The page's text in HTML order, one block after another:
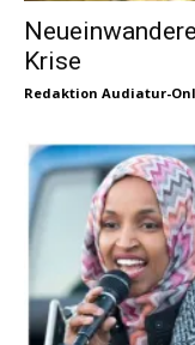
Krise
Redaktion Audiatur-